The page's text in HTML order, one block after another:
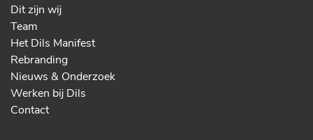
Dit zijn wij
Team
Het Dils Manifest
Rebranding
Nieuws & Onderzoek
Werken bij Dils
Contact